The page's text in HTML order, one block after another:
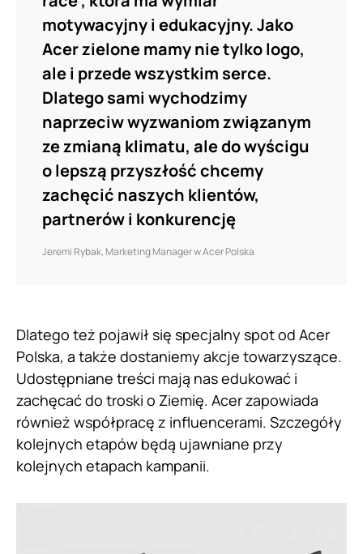
motywacyjny i edukacyjny. Jako
Acer zielone mamy nie tylko logo,
ale i przede wszystkim serce.
Dlatego sami wychodzimy
naprzeciw wyzwaniom związanym
ze zmianą klimatu, ale do wyścigu
o lepszą przyszłość chcemy
zachęcić naszych klientów,
partnerów i konkurencję
Jeremi Rybak, Marketing Manager w Acer Polska
Dlatego też pojawił się specjalny spot od Acer
Polska, a także dostaniemy akcje towarzyszące.
Udostępniane treści mają nas edukować i
zachęcać do troski o Ziemię. Acer zapowiada
również współpracę z influencerami. Szczegóły
kolejnych etapów będą ujawniane przy
kolejnych etapach kampanii.